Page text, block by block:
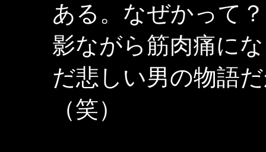
ある。なぜかって
影ながら筋肉痛に
だ悲しい男の物語
（笑）